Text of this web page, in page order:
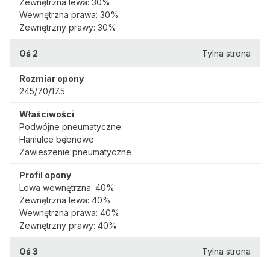
Zewnętrzna lewa: 30%
Wewnętrzna prawa: 30%
Zewnętrzny prawy: 30%
Oś 2 Tylna strona
Rozmiar opony
245/70/17.5
Właściwości
Podwójne pneumatyczne
Hamulce bębnowe
Zawieszenie pneumatyczne
Profil opony
Lewa wewnętrzna: 40%
Zewnętrzna lewa: 40%
Wewnętrzna prawa: 40%
Zewnętrzny prawy: 40%
Oś 3 Tylna strona